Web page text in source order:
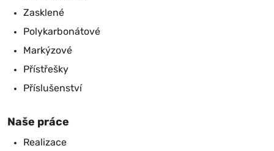
Zasklené
Polykarbonátové
Markýzové
Přístřešky
Příslušenství
Naše práce
Realizace